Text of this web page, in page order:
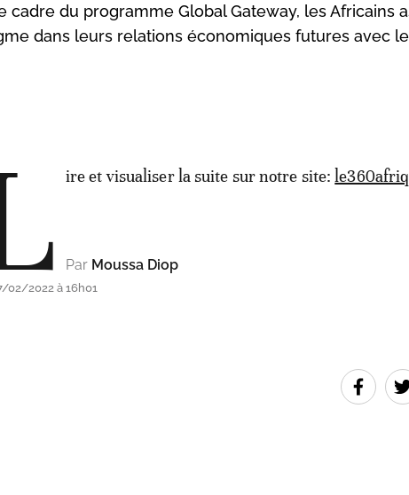
cadre du programme Global Gateway, les Africains
dans leurs relations économiques futures avec
ire et visualiser la suite sur notre site:
Par Moussa Diop
02/2022 à 16h01